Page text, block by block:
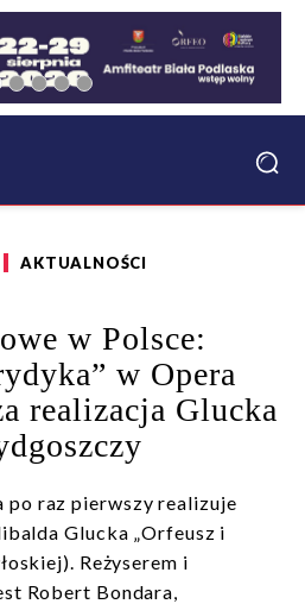
AKTUALNOŚCI
w Polsce:
w Opera
realizacja Glucka
po raz pierwszy realizuje
Glucka „Orfeusz i
Reżyserem i
Robert Bondara,